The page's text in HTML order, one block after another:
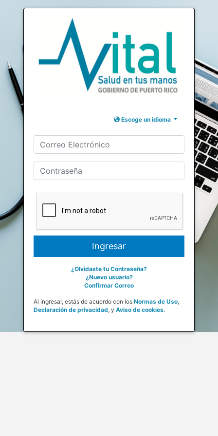
Escoge un idioma
¿Olvidaste tu Contraseña?
¿Nuevo usuario?
Confirmar Correo
Al ingresar, estás de acuerdo con los Normas de Uso,
Declaración de privacidad, y Aviso de cookies.